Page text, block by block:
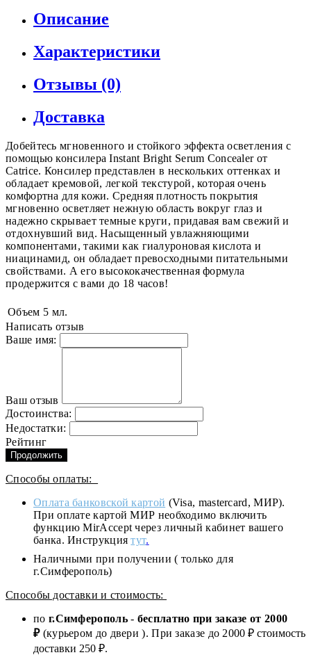
Описание
Характеристики
Отзывы (0)
Доставка
Добейтесь мгновенного и стойкого эффекта осветления с
помощью консилера Instant Bright Serum Concealer от
Catrice. Консилер представлен в нескольких оттенках и
обладает кремовой, легкой текстурой, которая очень
комфортна для кожи. Средняя плотность покрытия
мгновенно осветляет нежную область вокруг глаз и
надежно скрывает темные круги, придавая вам свежий и
отдохнувший вид. Насыщенный увлажняющими
компонентами, такими как гиалуроновая кислота и
ниацинамид, он обладает превосходными питательными
свойствами. А его высококачественная формула
продержится с вами до 18 часов!
Объем 5 мл.
Написать отзыв
Ваше имя:
Ваш отзыв
Достоинства:
Недостатки:
Рейтинг
Продолжить
Способы оплаты:
Оплата банковской картой (Visa, mastercard, МИР).
При оплате картой МИР необходимо включить
функцию MirAccept через личный кабинет вашего
банка. Инструкциятут.
Наличными при получении ( только для
г.Симферополь)
Способы доставки и стоимость:
по г.Симферополь- бесплатно при заказе от 2000
₽(курьером до двери ). При заказе до 2000 ₽ стоимость
доставки 250 ₽.